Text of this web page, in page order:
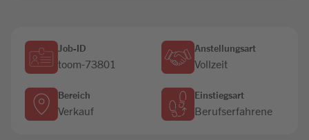
Job-ID
toom-73801
Anstellungsart
Vollzeit
Bereich
Verkauf
Einstiegsart
Berufserfahrene